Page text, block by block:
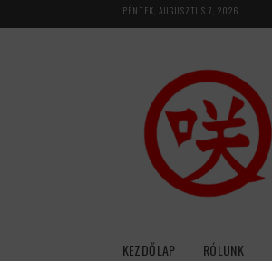
to
PÉNTEK, AUGUSZTUS 7, 2026
KEZDŐLAP RÓLUNK